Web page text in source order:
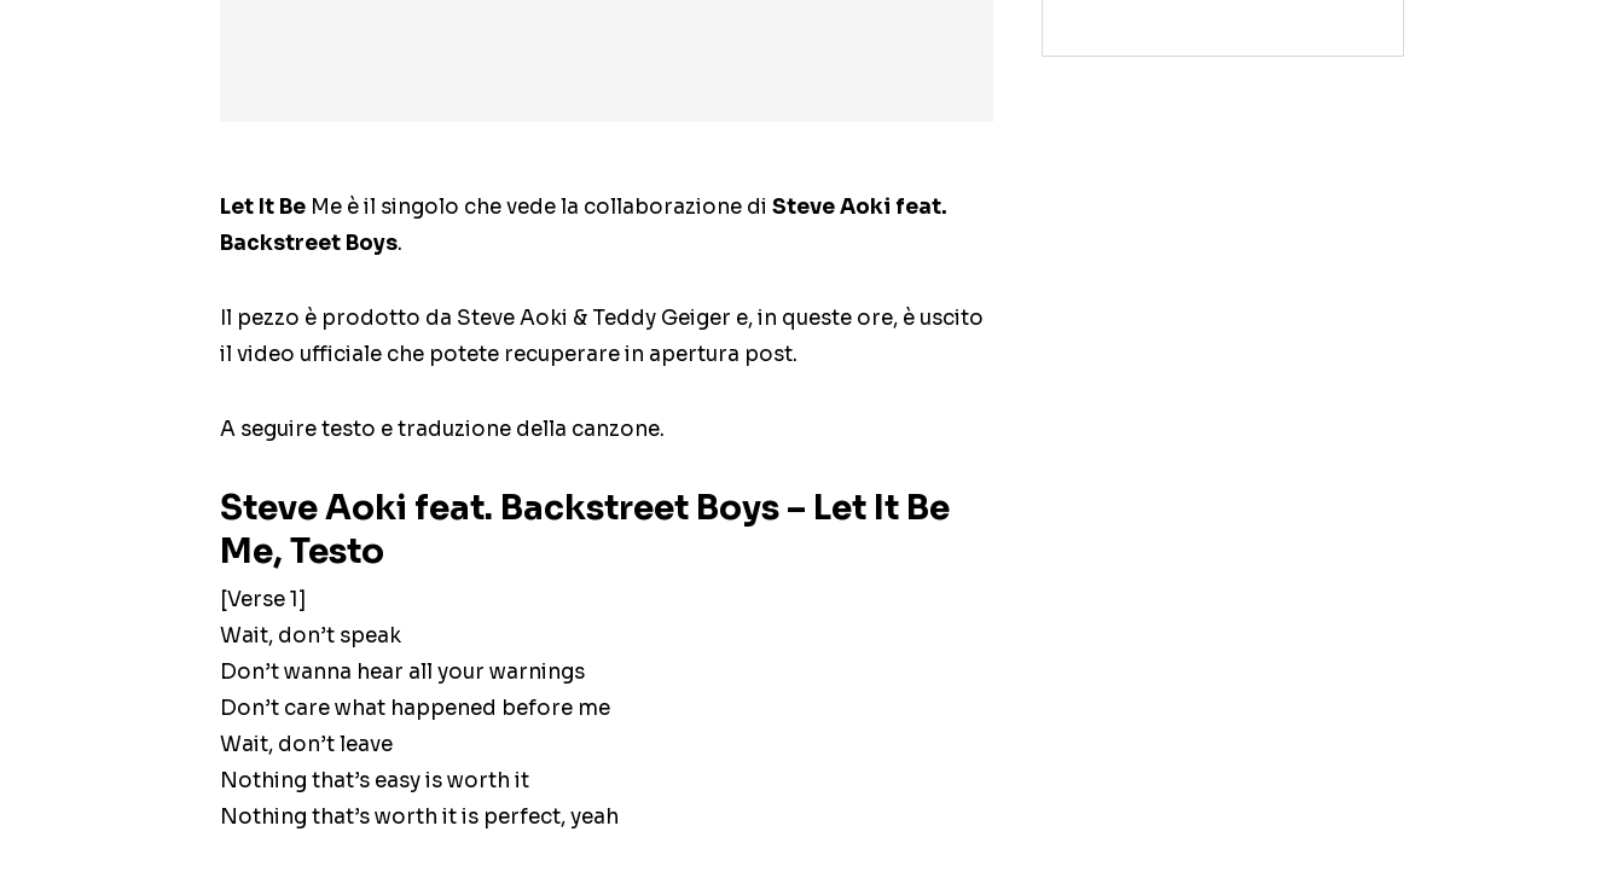
Let It Be Me è il singolo che vede la collaborazione di Steve Aoki feat.
Backstreet Boys.
Il pezzo è prodotto da Steve Aoki & Teddy Geiger e, in queste ore, è uscito
il video ufficiale che potete recuperare in apertura post.
A seguire testo e traduzione della canzone.
Steve Aoki feat. Backstreet Boys – Let It Be
Me, Testo
[Verse 1]
Wait, don’t speak
Don’t wanna hear all your warnings
Don’t care what happened before me
Wait, don’t leave
Nothing that’s easy is worth it
Nothing that’s worth it is perfect, yeah